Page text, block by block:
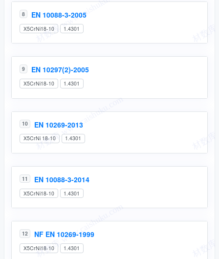
8 EN 10088-3-2005
X5CrNi18-10 1.4301
9 EN 10297(2)-2005
X5CrNi18-10 1.4301
10 EN 10269-2013
X5CrNi 18-10 1.4301
11 EN 10088-3-2014
X5CrNi18-10 1.4301
12 NF EN 10269-1999
X5CrNi18-10 1.4301